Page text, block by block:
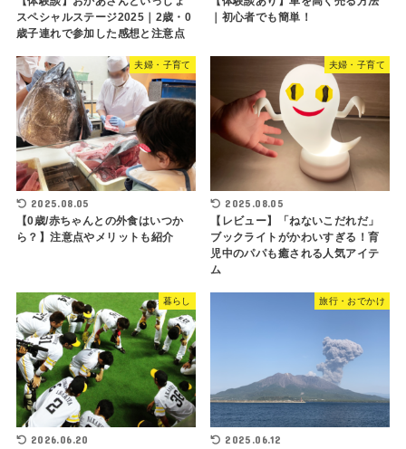
スペシャルステージ2025｜2歳・0
歳子連れで参加した感想と注意点
｜初心者でも簡単！
夫婦・子育て
2025.08.05
【0歳/赤ちゃんとの外食はいつか
ら？】注意点やメリットも紹介
夫婦・子育て
2025.08.05
【レビュー】「ねないこだれだ」
ブックライトがかわいすぎる！育
児中のパパも癒される人気アイテ
ム
暮らし
2026.06.20
旅行・おでかけ
2025.06.12